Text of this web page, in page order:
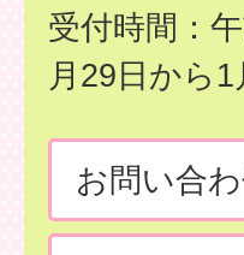
受付時間：
月29日から
お問い合